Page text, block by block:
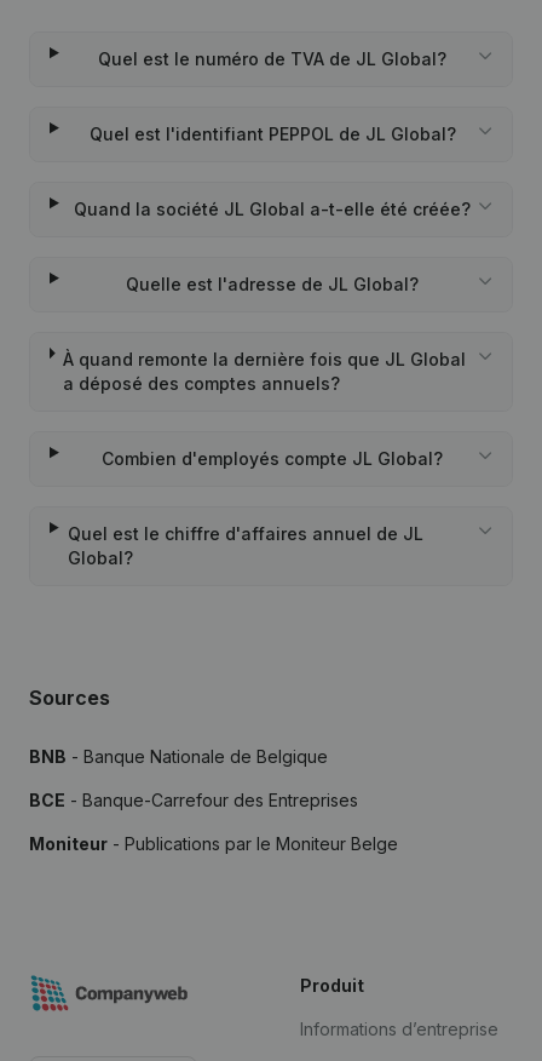
Quel est le numéro de TVA de JL Global?
Quel est l'identifiant PEPPOL de JL Global?
Quand la société JL Global a-t-elle été créée?
Quelle est l'adresse de JL Global?
À quand remonte la dernière fois que JL Global
a déposé des comptes annuels?
Combien d'employés compte JL Global?
Quel est le chiffre d'affaires annuel de JL
Global?
Sources
BNB - Banque Nationale de Belgique
BCE - Banque-Carrefour des Entreprises
Moniteur - Publications par le Moniteur Belge
Produit
Informations d’entreprise